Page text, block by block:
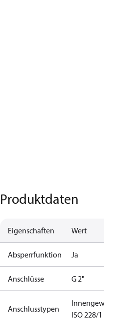
Produktdaten
Eigenschaften Wert
Absperrfunktion Ja
Anschlüsse G 2"
Anschlusstypen
Innengewinde
ISO 228/1